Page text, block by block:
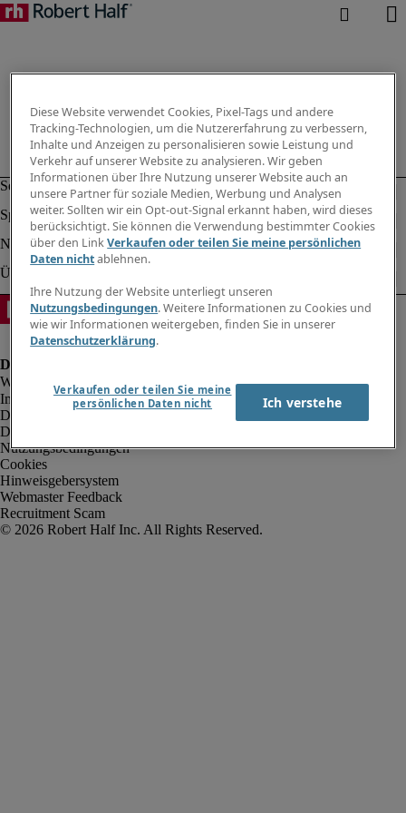
Impressum
Datenschutz
Datenschutz Arbeitnehmer/Zeitarbeitskräfte
Nutzungsbedingungen
Cookies
Hinweisgebersystem
Webmaster Feedback
Recruitment Scam
Diese Website verwendet Cookies, Pixel-Tags und andere
Tracking-Technologien, um die Nutzererfahrung zu verbessern,
Inhalte und Anzeigen zu personalisieren sowie Leistung und
Verkehr auf unserer Website zu analysieren. Wir geben
Informationen über Ihre Nutzung unserer Website auch an
unsere Partner für soziale Medien, Werbung und Analysen
weiter. Sollten wir ein Opt-out-Signal erkannt haben, wird dieses
berücksichtigt. Sie können die Verwendung bestimmter Cookies
über den LinkVerkaufen oder teilen Sie meine persönlichen
Daten nichtablehnen.
Ihre Nutzung der Website unterliegt unseren
Nutzungsbedingungen. Weitere Informationen zu Cookies und
wie wir Informationen weitergeben, finden Sie in unserer
Datenschutzerklärung.
Verkaufen oder teilen Sie meine
persönlichen Daten nicht
Ich verstehe